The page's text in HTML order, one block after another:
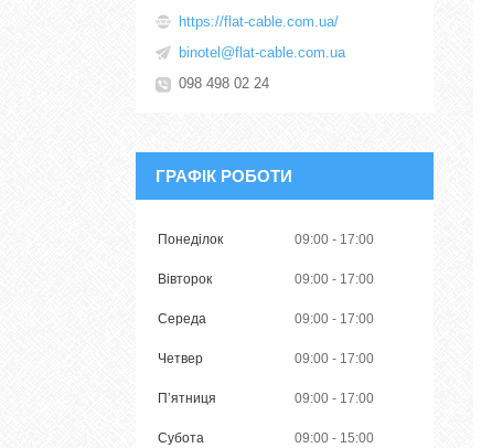
https://flat-cable.com.ua/
binotel@flat-cable.com.ua
098 498 02 24
ГРАФІК РОБОТИ
Понеділок 09:00 17:00
Вівторок 09:00 17:00
Середа 09:00 17:00
Четвер 09:00 17:00
Пʼятниця 09:00 17:00
Субота 09:00 15:00